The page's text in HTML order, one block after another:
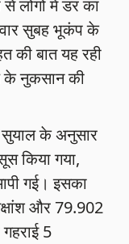
लोगों में डर का
सुबह भूकंप के
की बात यह रही
के नुकसान की
सुयाल के अनुसार
किया गया,
गई। इसका
और 79.902
5